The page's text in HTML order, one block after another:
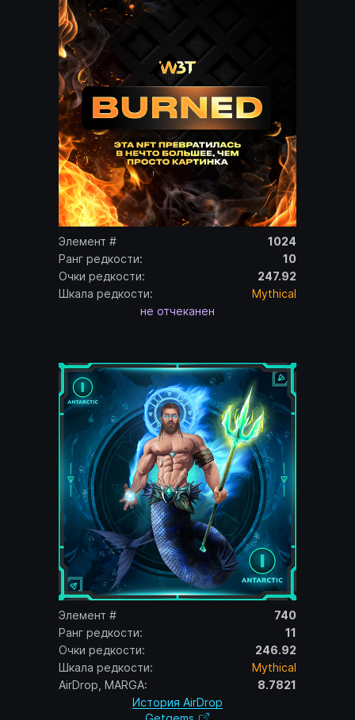
Элемент #
1024
Ранг редкости:
10
Очки редкости:
247.92
Шкала редкости:
Mythical
не отчеканен
Элемент #
740
Ранг редкости:
11
Очки редкости:
246.92
Шкала редкости:
Mythical
AirDrop, MARGA:
8.7821
История AirDrop